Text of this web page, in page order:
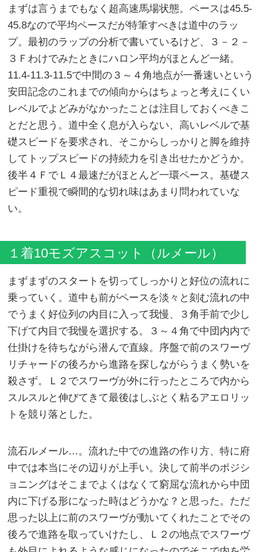
まずは言うまでもなく超高速馬場状態。ペースは45.5-
45.8なので平均ペースだが特筆すべきは道中のラッ
プ。最初のラップの分析で書いているけど、３－２－
３Ｆわけでみたときにハロン平均がほとんど一緒。
11.4-11.3-11.5で中間の３～４角地点が一番速いという
安田記念のこれまでの傾向からはちょっと考えにくい
レベルでよどみがなかったことは注目しておくべきこ
とだと思う。道中全く息が入らない、高いレベルで基
礎スピードを要求され、そこからしっかりと脚を維持
してトップスピードの持続力を引き出せたかどうか。
後半４ＦでＬ４最速だがほとんど一環ペース。基礎ス
ピード重視で瞬間的な切れ味はあまり問われていな
い。
１着10モズアスコット（ルメール）
まずまずのスタートを切ってしっかりと好位の流れに
乗っていく。道中も前がペースを淡々と刻む流れの中
でうまく好位列の内目に入って我慢、３角手前で少し
下げて内目で我慢を選択する。３～４角で中団内内で
仕掛けを待ちながら潜んで直線。序盤で前のスワーヴ
リチャードの後ろから進路を探しながらうまく勢いを
殺さず。Ｌ２でスワーヴが外に行ったところで内から
スルスルと伸びてきて最後はしぶとく粘るアエロリッ
トを競り落とした。
流石ルメール…。流れた中での進路の作り方、特に府
中では本当にその辺りが上手い。決して前半のポジシ
ョニングはそこまでよくはなくて窮屈な流れから中団
内に下げる形になった時はどうかな？と思った。ただ
思った以上に前のスワーヴが動いてくれたことでその
後ろで進路を取っていけたし、Ｌ２の地点でスワーヴ